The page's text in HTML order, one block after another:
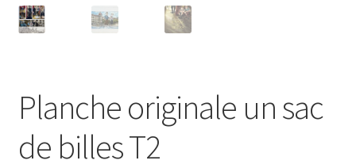
Planche originale un sac
de billes T2